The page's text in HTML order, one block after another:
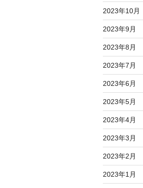
2023年10月
2023年9月
2023年8月
2023年7月
2023年6月
2023年5月
2023年4月
2023年3月
2023年2月
2023年1月